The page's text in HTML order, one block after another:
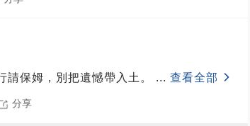
請保姆，別把遺憾帶入土。 ... 查看全部
分享